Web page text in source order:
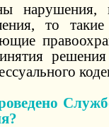
нарушения,
то